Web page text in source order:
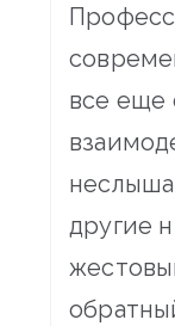
все еще
другие